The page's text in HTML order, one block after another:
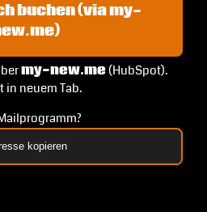
buchen (via my-
my-new.me(HubSpot).
in neuem Tab.
kopieren